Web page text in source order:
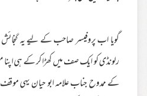
گویا اب پروفیسر صاحب کے لیے یہ
رلونڈی کو ایک صف میں کھڑا کر کے ہی
کے ممدوح جناب علامہ ابو حیان یہی